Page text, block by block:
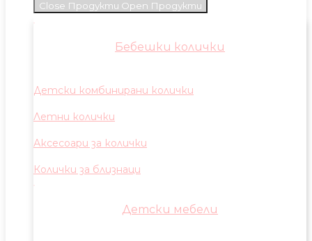
Close Продукти Open Продукти
Бебешки колички
Детски комбинирани колички
Летни колички
Аксесоари за колички
Колички за близнаци
Детски мебели